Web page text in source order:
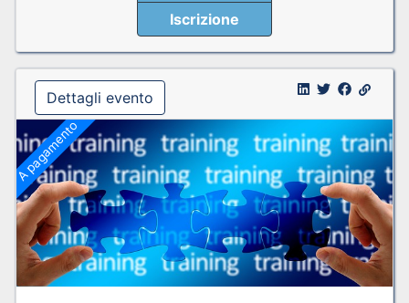
Iscrizione
Dettagli evento
A pagamento